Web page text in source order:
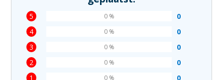
5 0
0 %
4 0
0 %
3 0
0 %
2 0
0 %
1 0
0 %